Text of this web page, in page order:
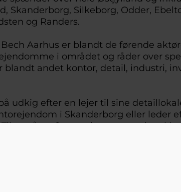
Skanderborg, Silkeborg, Odder,
og Randers.
Aarhus er blandt de førende
i området og råder over
blandt andet kontor, detail, industri,
udkig efter en lejer til sine
i Skanderborg eller leder
står erfarne erhvervsmæglere